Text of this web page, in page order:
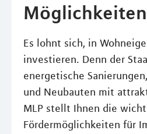
Es lohnt sich, in
investieren. Denn der
energetische
und Neubauten mit
MLP stellt Ihnen die
Fördermöglichkeiten für